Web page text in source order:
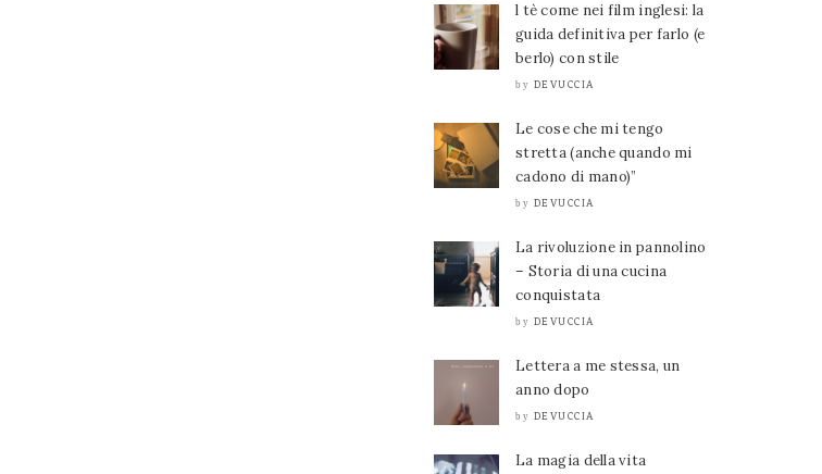
l tè come nei film inglesi: la
guida definitiva per farlo (e
berlo) con stile
by DEVUCCIA
Le cose che mi tengo
stretta (anche quando mi
cadono di mano)”
by DEVUCCIA
La rivoluzione in pannolino
– Storia di una cucina
conquistata
by DEVUCCIA
Lettera a me stessa, un
anno dopo
by DEVUCCIA
La magia della vita